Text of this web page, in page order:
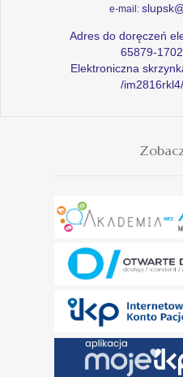
e-mail:
Adres do doręczeń
65879-
Elektroniczna
/